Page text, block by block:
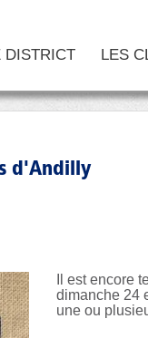
DISTRICT LES
d'Andilly
Il est encore
dimanche 24
une ou